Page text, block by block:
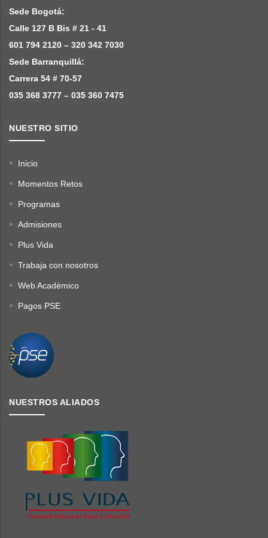
Sede Bogotá:
Calle 127 B Bis # 21 - 41
601 794 2120 – 320 342 7030
Sede Barranquillá:
Carrera 54 # 70-57
035 368 3777 – 035 360 7475
NUESTRO SITIO
Inicio
Momentos Retos
Programas
Admisiones
Plus Vida
Trabaja con nosotros
Web Académico
Pagos PSE
NUESTROS ALIADOS